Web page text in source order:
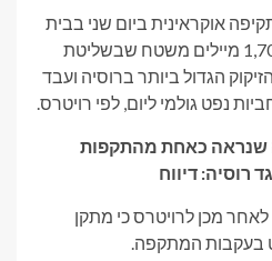
אוקראינית ביום שני בבית
הזיקוק אומסק בסיביר, כ-1,700 מיילים משטח שבשליטת
הגדול ביותר ברוסיה ועבד
שנראה כאחת מהתקפות
רוסיה: דיווח
מכן לרויטרס כי מתקן
בעקבות המתקפה.